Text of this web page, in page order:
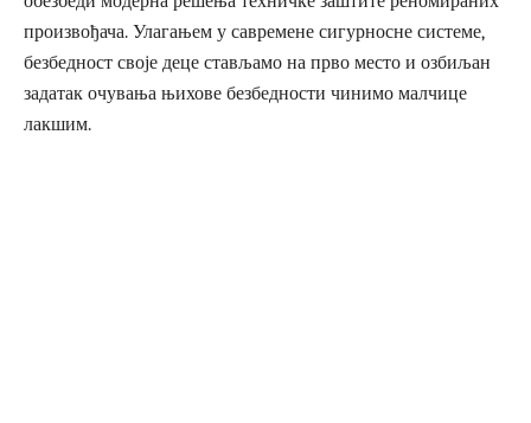
произвођача. Улагањем у савремене сигурносне системе,
безбедност своје деце стављамо на прво место и озбиљан
задатак очувања њихове безбедности чинимо малчице
лакшим.